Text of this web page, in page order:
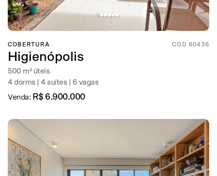
COBERTURA COD 60436
Higienópolis
500 m² úteis
4 dorms | 4 suítes | 6 vagas
Venda: R$ 6.900.000